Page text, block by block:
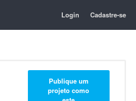
Login Cadastre-se
Publique um
projeto como